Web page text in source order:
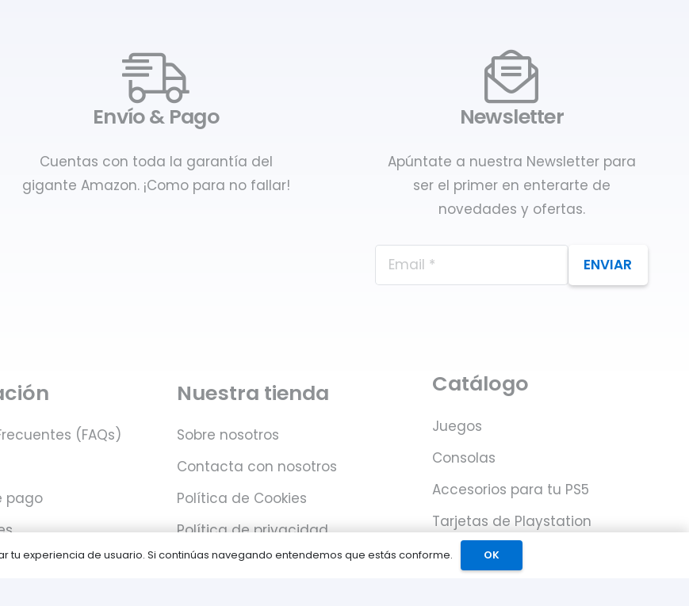
Envío & Pago
Cuentas con toda la garantía del
gigante Amazon. ¡Como para no fallar!
Newsletter
Apúntate a nuestra Newsletter para
ser el primer en enterarte de
novedades y ofertas.
ENVIAR
(FAQs)
pago
Nuestra tienda
Sobre nosotros
Contacta con nosotros
Política de Cookies
Política de privacidad
Catálogo
Juegos
Consolas
Accesorios para tu PS5
Tarjetas de Playstation
Network
tu experiencia de usuario. Si continúas navegando entendemos que estás conforme. OK